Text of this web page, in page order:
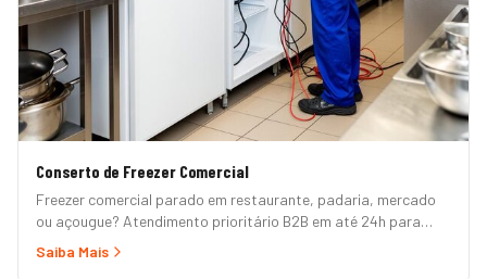
Conserto de Freezer Comercial
Freezer comercial parado em restaurante, padaria, mercado
ou açougue? Atendimento prioritário B2B em até 24h para
horizontal, vertical, expositor, ilha refrigerada e câmara fria.
Saiba Mais